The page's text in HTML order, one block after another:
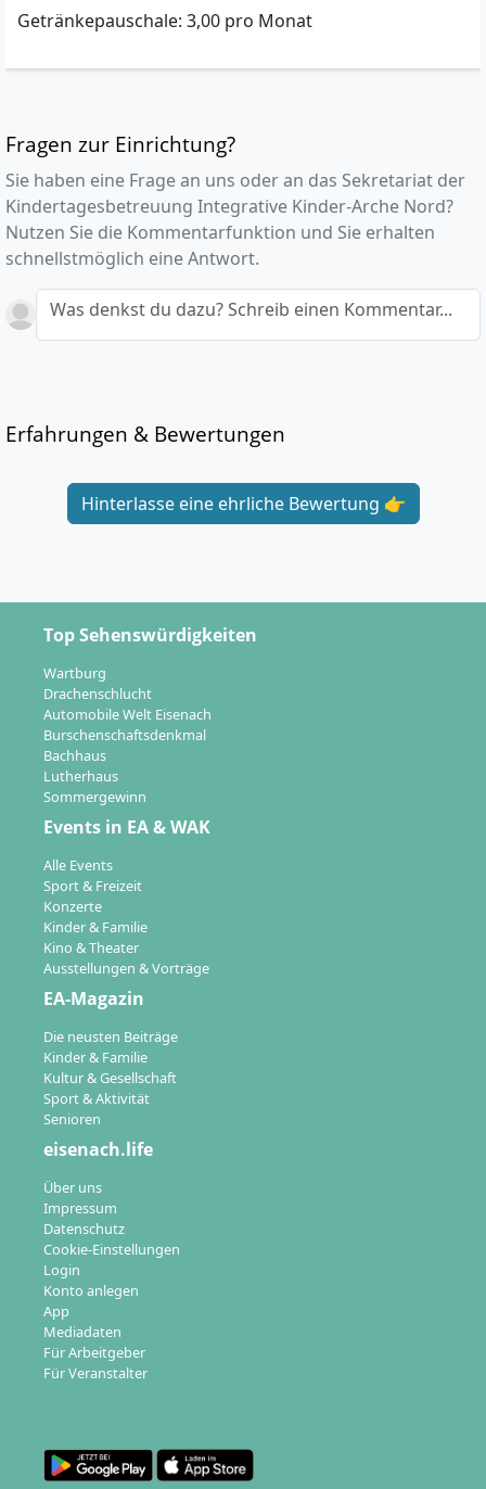
Getränkepauschale: 3,00 pro Monat
Fragen zur Einrichtung?
Sie haben eine Frage an uns oder an das Sekretariat der
Kindertagesbetreuung Integrative Kinder-Arche Nord?
Nutzen Sie die Kommentarfunktion und Sie erhalten
schnellstmöglich eine Antwort.
Was denkst du dazu? Schreib einen Kommentar...
Erfahrungen & Bewertungen
Hinterlasse eine ehrliche Bewertung 👉
Top Sehenswürdigkeiten
Wartburg
Drachenschlucht
Automobile Welt Eisenach
Burschenschaftsdenkmal
Bachhaus
Lutherhaus
Sommergewinn
Events in EA & WAK
Alle Events
Sport & Freizeit
Konzerte
Kinder & Familie
Kino & Theater
Ausstellungen & Vorträge
EA-Magazin
Die neusten Beiträge
Kinder & Familie
Kultur & Gesellschaft
Sport & Aktivität
Senioren
eisenach.life
Über uns
Impressum
Datenschutz
Cookie-Einstellungen
Login
Konto anlegen
App
Mediadaten
Für Arbeitgeber
Für Veranstalter